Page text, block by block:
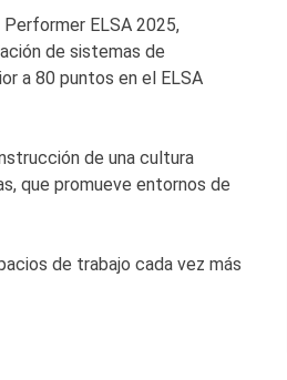
ELSA 2025,
de sistemas de
a 80 puntos en el ELSA
de una cultura
que promueve entornos de
de trabajo cada vez más